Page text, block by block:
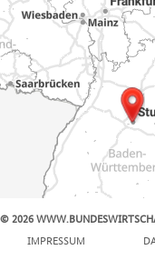
© 2026
IMPRESSUM